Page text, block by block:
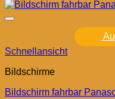
Schnellansicht
Bildschirme
Bildschirm fahrbar